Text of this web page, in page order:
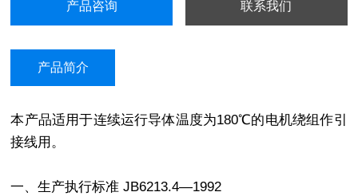
产品咨询 联系我们
产品简介
本产品适用于连续运行导体温度为180℃的电机绕组作引
接线用。
一、生产执行标准 JB6213.4—1992